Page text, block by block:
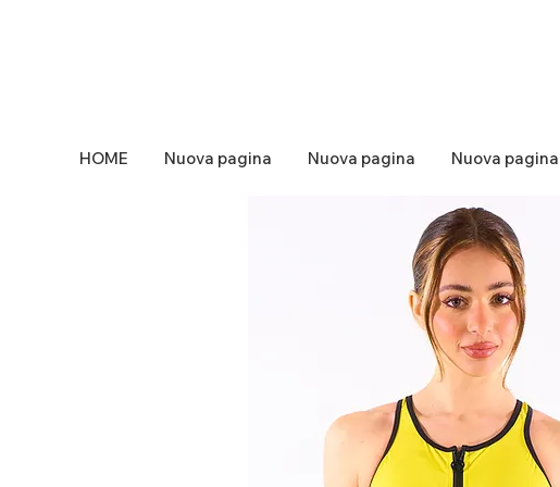
HOME Nuova pagina Nuova pagina Nuova pagina